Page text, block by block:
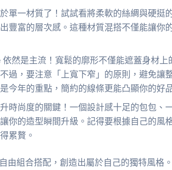
單一材質了！試試看將柔軟的絲綢與硬挺
豐富的層次感。這種材質混搭不僅能讓你
然是主流！寬鬆的廓形不僅能遮蓋身材上
過，要注意「上寬下窄」的原則，避免讓
今年的重點，簡約的線條更能凸顯你的好
時尚度的關鍵！一個設計感十足的包包、
你的造型瞬間升級。記得要根據自己的風
累贅。
由組合搭配，創造出屬於自己的獨特風格